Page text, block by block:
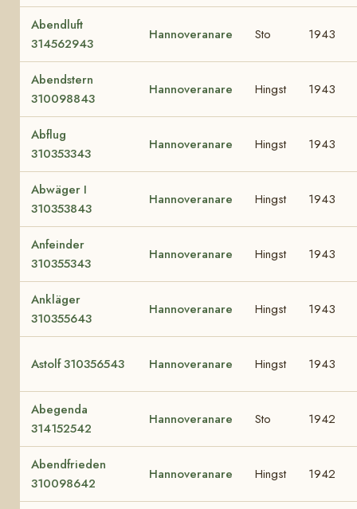
Abendluft
314562943
Hannoveranare Sto 1943
Abendstern
310098843
Hannoveranare Hingst 1943
Abflug
310353343
Hannoveranare Hingst 1943
Abwäger I
310353843
Hannoveranare Hingst 1943
Anfeinder
310355343
Hannoveranare Hingst 1943
Ankläger
310355643
Hannoveranare Hingst 1943
Astolf 310356543 Hannoveranare Hingst 1943
Abegenda
314152542
Hannoveranare Sto 1942
Abendfrieden
310098642
Hannoveranare Hingst 1942